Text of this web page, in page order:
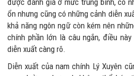
được đánh giá ở mức trung bình, có
ổn nhưng cũng có những cảnh diễn
khả năng ngôn ngữ còn kém nên
chính phần lớn là câu ngắn, điều
diễn xuất càng rõ.
Diễn xuất của nam chính Lý Xuyên